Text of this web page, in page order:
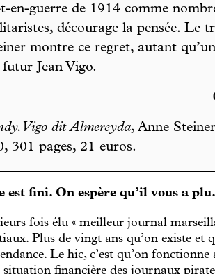
en-guerre de 1914 comme
décourage la pensée. Le
montre ce regret, autant
Jean Vigo.
Vigo dit Almereyda, Anne
301 pages, 21 euros.
fini. On espère qu’il vous a plu.
fois élu « meilleur journal
Plus de vingt ans qu’on existe et
Le hic, c’est qu’on fonctionne